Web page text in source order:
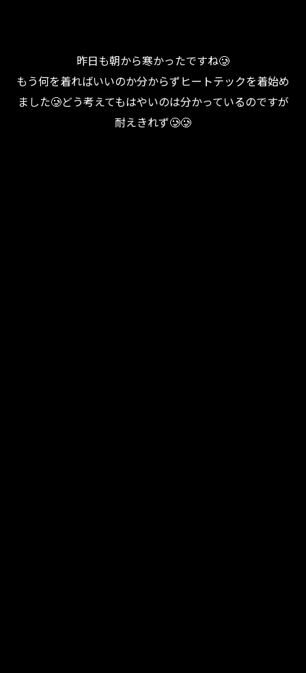
昨日も朝から寒かったですね🥲
もう何を着ればいいのか分からずヒートテックを着始め
ました🥲どう考えてもはやいのは分かっているのですが
耐えきれず🥲🥲